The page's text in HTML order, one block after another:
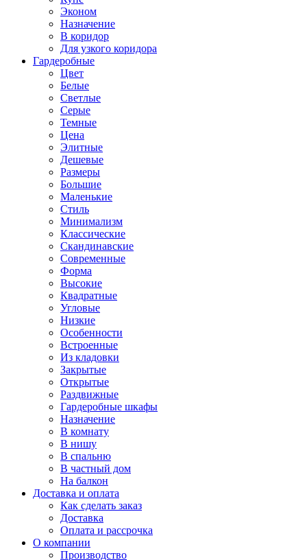
Эконом
Назначение
В коридор
Для узкого коридора
Гардеробные
Цвет
Белые
Светлые
Серые
Темные
Цена
Элитные
Дешевые
Размеры
Большие
Маленькие
Стиль
Минимализм
Классические
Скандинавские
Современные
Форма
Высокие
Квадратные
Угловые
Низкие
Особенности
Встроенные
Из кладовки
Закрытые
Открытые
Раздвижные
Гардеробные шкафы
Назначение
В комнату
В нишу
В спальню
В частный дом
На балкон
Доставка и оплата
Как сделать заказ
Доставка
Оплата и рассрочка
О компании
Производство